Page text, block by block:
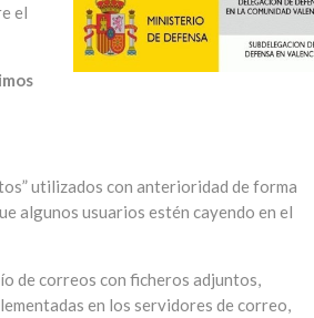
el
utilizados con anterioridad de forma
algunos usuarios estén cayendo en el
de correos con ficheros adjuntos,
en los servidores de correo,